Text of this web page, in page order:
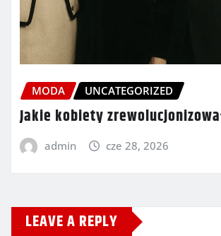
MODA UNCATEGORIZED
Jakie kobiety
admin cze 28, 2026
LEAVE A REPLY